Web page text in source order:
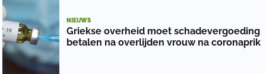
NIEUWS
Griekse overheid moet schadevergoeding
betalen na overlijden vrouw na coronaprik